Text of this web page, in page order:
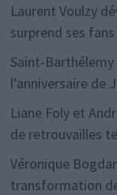
Laurent Voulzy
surprend ses fans
Saint-
l’anniversaire de
Liane Foly et
de retrouvailles
Véronique
transformation